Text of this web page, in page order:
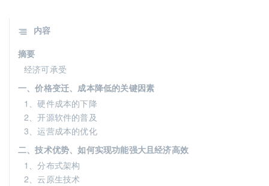
内容
摘要
经济可承受
一、价格变迁、成本降低的关键因素
1、硬件成本的下降
2、开源软件的普及
3、运营成本的优化
二、技术优势、如何实现功能强大且经济高效
1、分布式架构
2、云原生技术